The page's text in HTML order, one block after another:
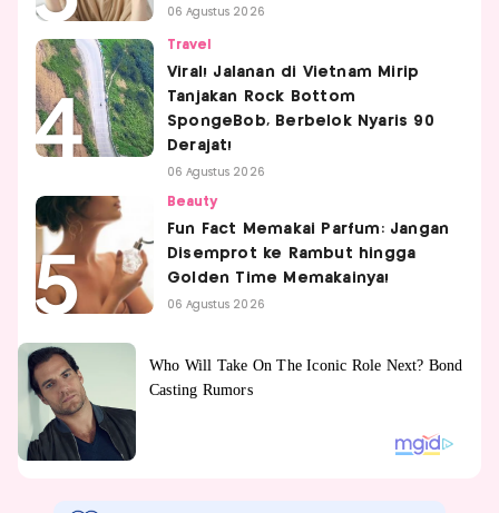
06 Agustus 2026
Travel
Viral! Jalanan di Vietnam Mirip
Tanjakan Rock Bottom
SpongeBob, Berbelok Nyaris 90
Derajat!
06 Agustus 2026
Beauty
Fun Fact Memakai Parfum: Jangan
Disemprot ke Rambut hingga
Golden Time Memakainya!
06 Agustus 2026